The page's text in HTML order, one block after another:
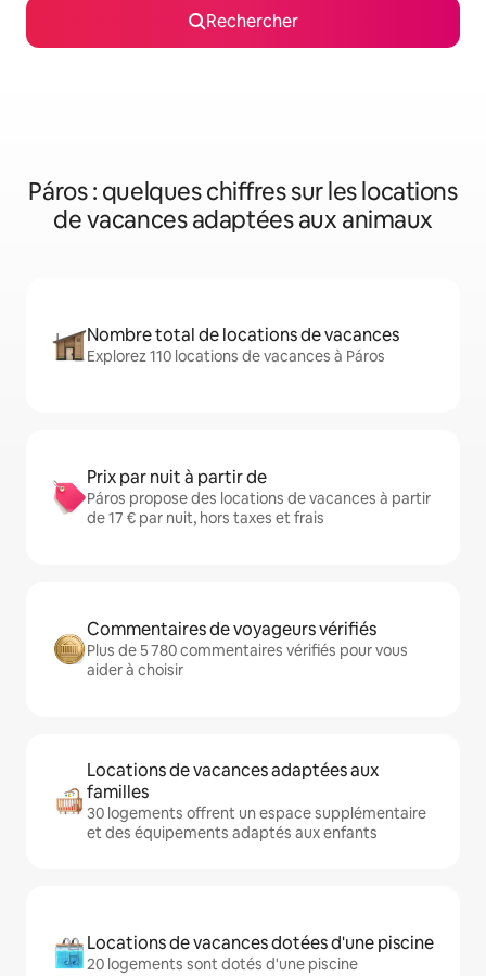
Rechercher
Páros : quelques chiffres sur les locations
de vacances adaptées aux animaux
Nombre total de locations de vacances
Explorez 110 locations de vacances à Páros
Prix par nuit à partir de
Páros propose des locations de vacances à partir
de 17 € par nuit, hors taxes et frais
Commentaires de voyageurs vérifiés
Plus de 5 780 commentaires vérifiés pour vous
aider à choisir
Locations de vacances adaptées aux
familles
30 logements offrent un espace supplémentaire
et des équipements adaptés aux enfants
Locations de vacances dotées d'une piscine
20 logements sont dotés d'une piscine